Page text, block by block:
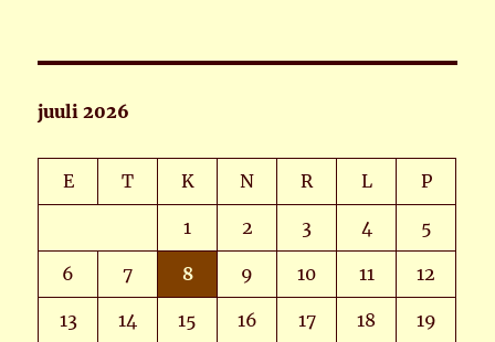
juuli 2026
E T K N R L P
1 2 3 4 5
6 7 8 9 10 11 12
13 14 15 16 17 18 19